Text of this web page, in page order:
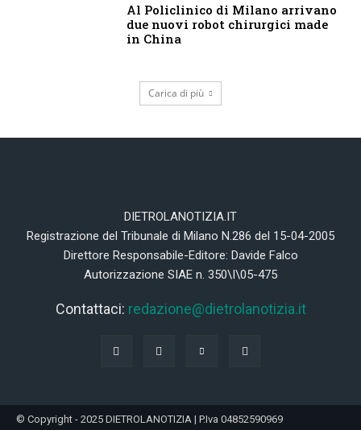
Al Policlinico di Milano arrivano
due nuovi robot chirurgici made
in China
Carica di più
DIETROLANOTIZIA.IT
Registrazione del Tribunale di Milano N.286 del 15-04-2005
Direttore Responsabile-Editore: Davide Falco
Autorizzazione SIAE n. 350\I\05-475
Contattaci: redazione@dietrolanotizia.it
© Copyright - 2025 DIETROLANOTIZIA | P.Iva 04852590969